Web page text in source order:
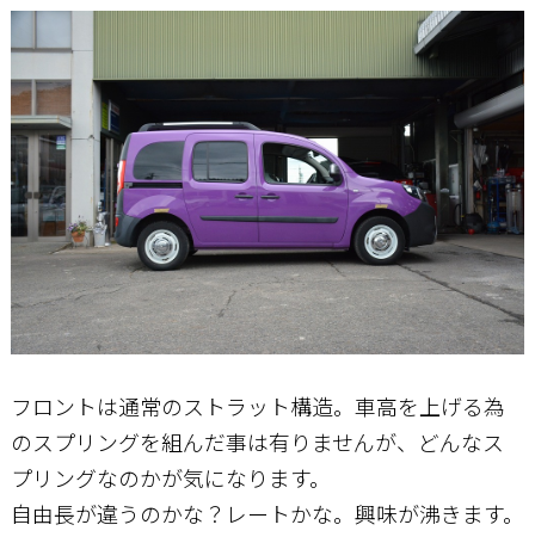
フロントは通常のストラット構造。車高を上げる為
のスプリングを組んだ事は有りませんが、どんなス
プリングなのかが気になります。
自由長が違うのかな？レートかな。興味が沸きます。